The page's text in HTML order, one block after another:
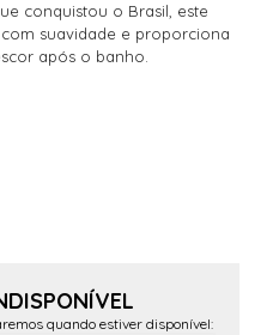
conquistou o Brasil, este
suavidade e proporciona
após o banho.
quando estiver disponível: